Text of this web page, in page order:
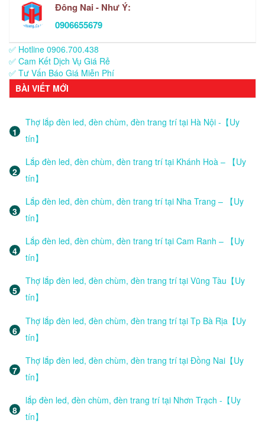
Đông Nai - Như Ý:
0906655679
✅ Hotline 0906.700.438
✅ Cam Kết Dịch Vụ Giá Rẻ
✅ Tư Vấn Báo Giá Miễn Phí
BÀI VIẾT MỚI
Thợ lắp đèn led, đèn chùm, đèn trang trí tại Hà Nội -【Uy
tín】
Lắp đèn led, đèn chùm, đèn trang trí tại Khánh Hoà – 【Uy
tín】
Lắp đèn led, đèn chùm, đèn trang trí tại Nha Trang – 【Uy
tín】
Lắp đèn led, đèn chùm, đèn trang trí tại Cam Ranh – 【Uy
tín】
Thợ lắp đèn led, đèn chùm, đèn trang trí tại Vũng Tàu【Uy
tín】
Thợ lắp đèn led, đèn chùm, đèn trang trí tại Tp Bà Rịa【Uy
tín】
Thợ lắp đèn led, đèn chùm, đèn trang trí tại Đồng Nai【Uy
tín】
lắp đèn led, đèn chùm, đèn trang trí tại Nhơn Trạch -【Uy
tín】